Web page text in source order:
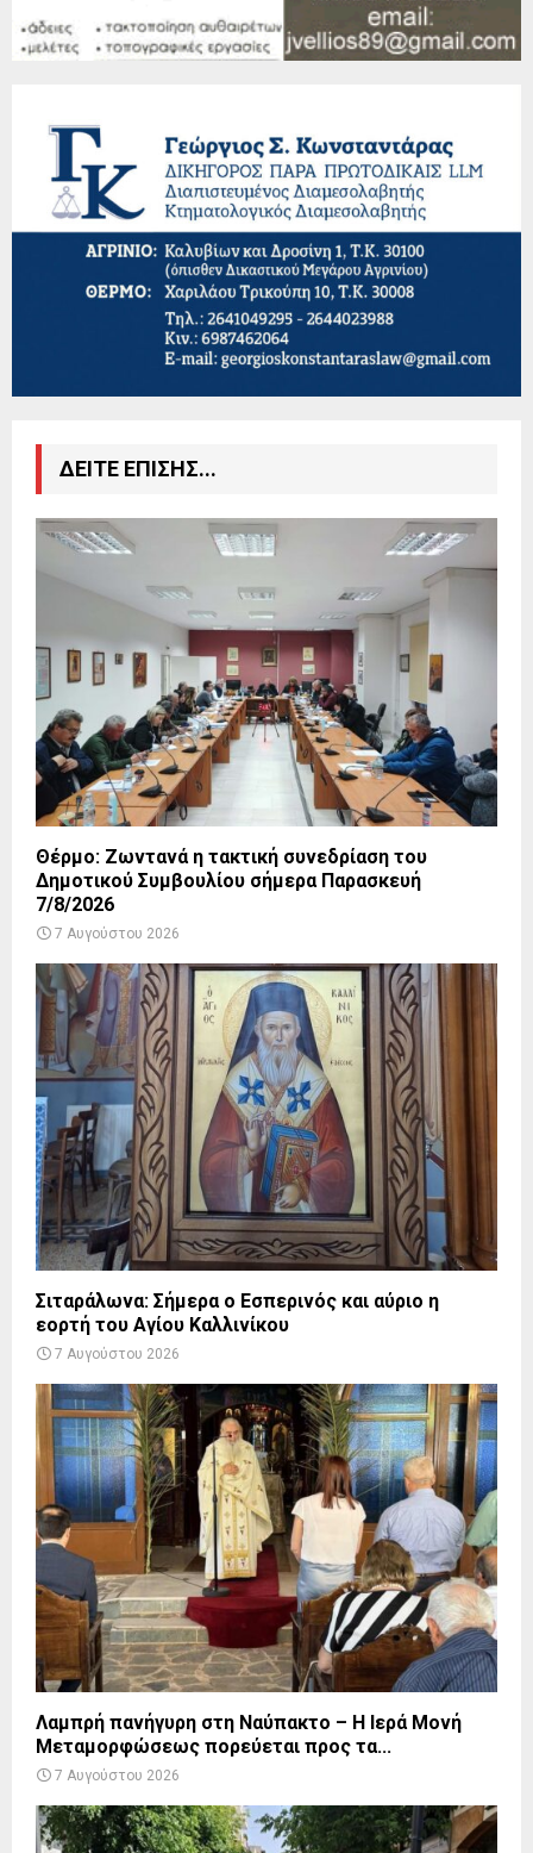
ΔΕΙΤΕ ΕΠΙΣΗΣ...
Θέρμο: Ζωντανά η τακτική συνεδρίαση του
Δημοτικού Συμβουλίου σήμερα Παρασκευή
7/8/2026
7 Αυγούστου 2026
Σιταράλωνα: Σήμερα ο Εσπερινός και αύριο η
εορτή του Αγίου Καλλινίκου
7 Αυγούστου 2026
Λαμπρή πανήγυρη στη Ναύπακτο – Η Ιερά Μονή
Μεταμορφώσεως πορεύεται προς τα...
7 Αυγούστου 2026